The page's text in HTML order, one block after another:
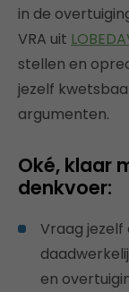
in de
VRA uit
stellen en
jezelf
argumenten.
Oké, klaar
denkvoer:
Vraag jezelf
en